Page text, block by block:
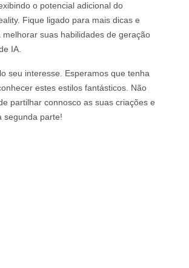
o potencial adicional do
Fique ligado para mais dicas e
melhorar suas habilidades de geração
IA.
seu interesse. Esperamos que tenha
estes estilos fantásticos. Não
partilhar connosco as suas criações e
segunda parte!